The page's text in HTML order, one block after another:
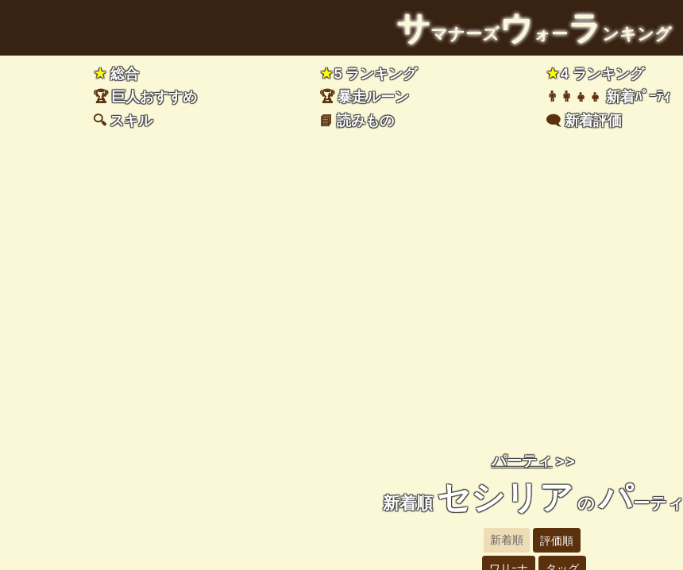
サマナーズウォーランキング
★総合 ★5 ランキング ★4 ランキング
🏆 巨人おすすめ 🏆暴走ルーン 👨‍👩‍👧‍👧新着ﾊﾟｰﾃｨ
🔍スキル 📘読みもの 🗨️新着評価
パーティ >>
新着順セシリア のパーティ
新着順 評価順